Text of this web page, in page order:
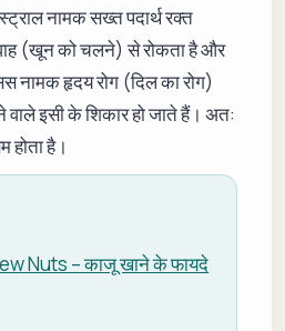
नामक सख्त पदार्थ रक्त
(खून को चलने) से रोकता है और
नामक हृदय रोग (दिल का रोग)
वाले इसी के शिकार हो जाते हैं। अत:
होता है।
Nuts – काजू खाने के फायदे